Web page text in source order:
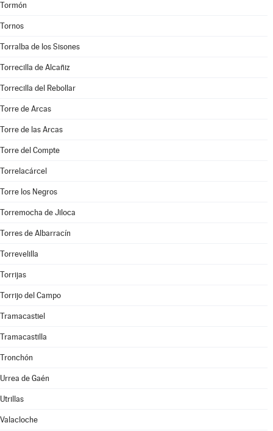
Tormón
Tornos
Torralba de los Sisones
Torrecilla de Alcañiz
Torrecilla del Rebollar
Torre de Arcas
Torre de las Arcas
Torre del Compte
Torrelacárcel
Torre los Negros
Torremocha de Jiloca
Torres de Albarracín
Torrevelilla
Torrijas
Torrijo del Campo
Tramacastiel
Tramacastilla
Tronchón
Urrea de Gaén
Utrillas
Valacloche